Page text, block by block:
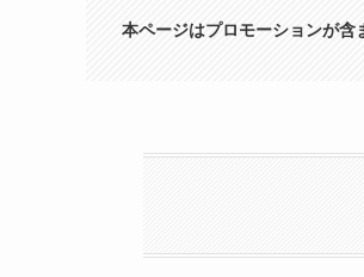
本ページはプロモーションが含